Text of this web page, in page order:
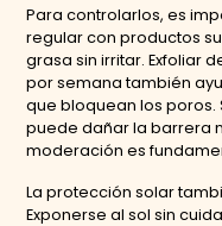
Para controlarlos, es
regular con productos
grasa sin irritar. Exfoliar
por semana también
que bloquean los poros.
puede dañar la barrera
moderación es
La protección solar
Exponerse al sol sin